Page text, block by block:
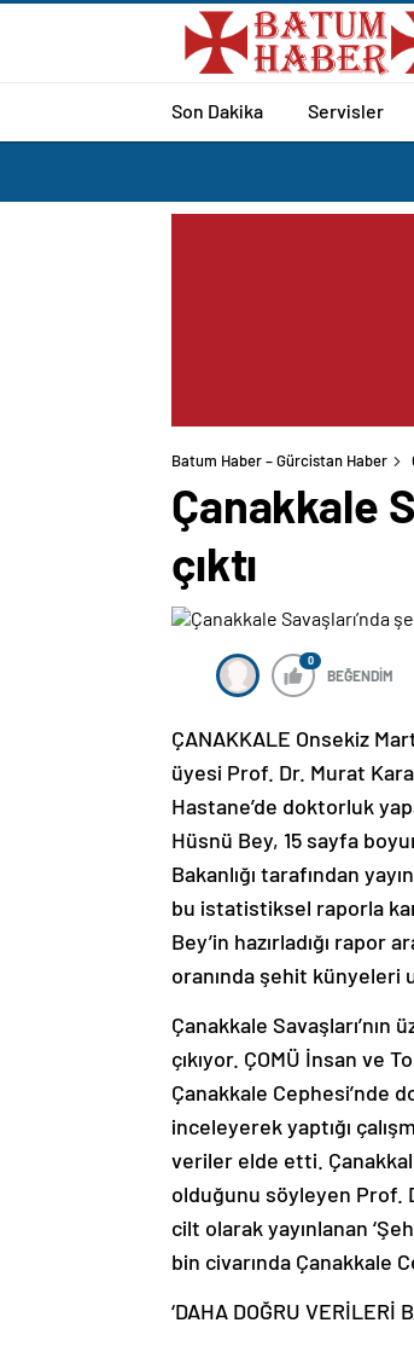
Son Dakika Servisler
Batum Haber – Gürcistan Haber
Çanakkale
çıktı
0
BEĞENDİM
ÇANAKKALE Onsekiz
üyesi Prof. Dr. Murat
Hastane’de doktorluk
Hüsnü Bey, 15 sayfa
Bakanlığı tarafından
bu istatistiksel raporla
Bey’in hazırladığı rapor
oranında şehit künyeleri
Çanakkale
çıkıyor. ÇOMÜ İnsan ve
Çanakkale Cephesi’nde
inceleyerek yaptığı
veriler elde etti.
olduğunu söyleyen Prof.
cilt olarak yayınlanan
bin civarında Çanakkale
‘DAHA DOĞRU VERİLERİ